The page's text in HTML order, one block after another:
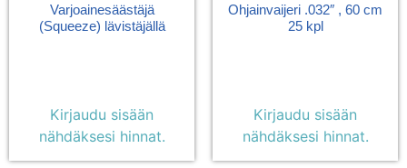
Varjoainesäästäjä
(Squeeze) lävistäjällä
Kirjaudu sisään
nähdäksesi hinnat.
Ohjainvaijeri .032″ , 60 cm
25 kpl
Kirjaudu sisään
nähdäksesi hinnat.